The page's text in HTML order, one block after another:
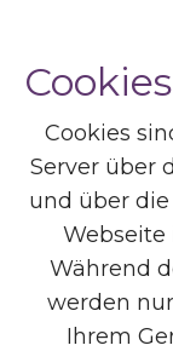
Cookies
Cookies
Server über
und über
Während
werden
Ihrem